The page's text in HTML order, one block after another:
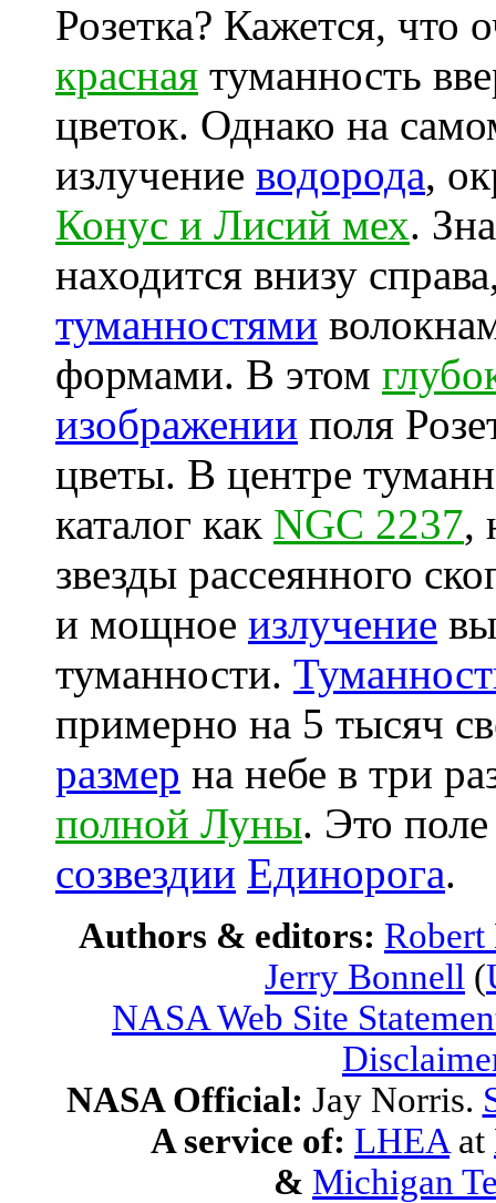
Розетка? Кажется,
красная туманность
цветок. Однако на
излучение водорода,
Конус и Лисий мех.
находится внизу
туманностями
формами. В этом
изображении поля
цветы. В центре
каталог как NGC 2237,
звезды рассеянного
и мощное излучение
туманности.
примерно на 5 тысяч
размер на небе в три
полной Луны. Это
созвездии Единорога.
Authors & editors:
Jerry Bonnell (
NASA Web Site
NASA Official: Jay Norris.
A service of: LHEA at
& Michigan